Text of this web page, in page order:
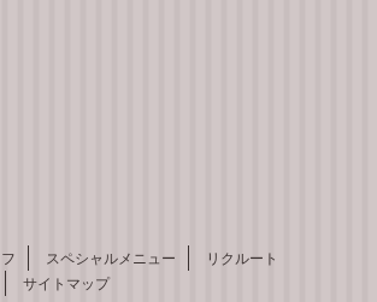
スペシャルメニュー
リクルート
サイトマップ